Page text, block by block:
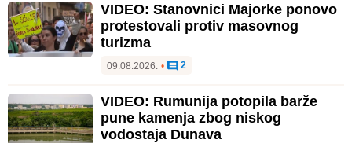
VIDEO: Stanovnici Majorke ponovo
protestovali protiv masovnog
turizma
09.08.2026. • 2
VIDEO: Rumunija potopila barže
pune kamenja zbog niskog
vodostaja Dunava